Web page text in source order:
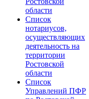
области
Список
нотариусов,
осуществляющих
деятельность на
территории
Ростовской
области
Список
Управлений ПФР